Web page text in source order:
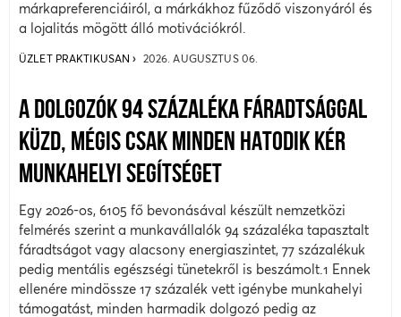
márkapreferenciáiról, a márkákhoz fűződő viszonyáról és
a lojalitás mögött álló motivációkról.
ÜZLET PRAKTIKUSAN 2026. AUGUSZTUS 06.
A DOLGOZÓK 94 SZÁZALÉKA FÁRADTSÁGGAL
KÜZD, MÉGIS CSAK MINDEN HATODIK KÉR
MUNKAHELYI SEGÍTSÉGET
Egy 2026-os, 6105 fő bevonásával készült nemzetközi
felmérés szerint a munkavállalók 94 százaléka tapasztalt
fáradtságot vagy alacsony energiaszintet, 77 százalékuk
pedig mentális egészségi tünetekről is beszámolt.1 Ennek
ellenére mindössze 17 százalék vett igénybe munkahelyi
támogatást, minden harmadik dolgozó pedig az